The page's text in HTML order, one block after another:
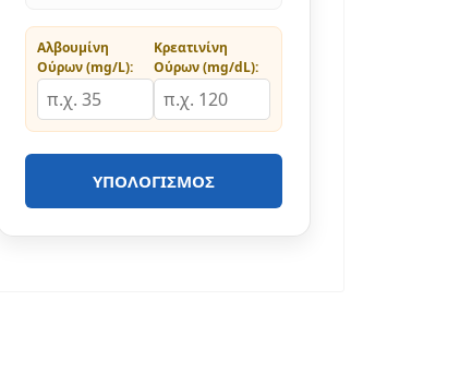
Αλβουμίνη
Ούρων (mg/L):
Κρεατινίνη
Ούρων (mg/dL):
ΥΠΟΛΟΓΙΣΜΌΣ